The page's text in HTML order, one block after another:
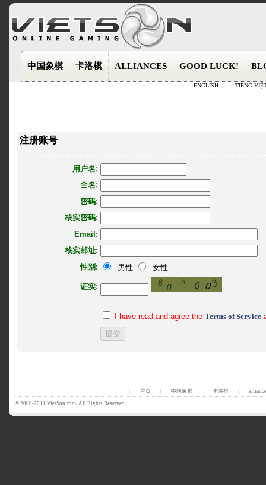
中国象棋 卡洛棋 ALLIANCES GOOD LUCK!
ENGLISH - TIẾNG
注册账号
用户名:
全名:
密码:
核实密码:
Email:
核实邮址:
性别:
男性 女性
证实:
I have read and agree the Terms of Service
主页 中国象棋 卡洛棋
© 2000-2011 VietSon.com. All Rights Reserved.